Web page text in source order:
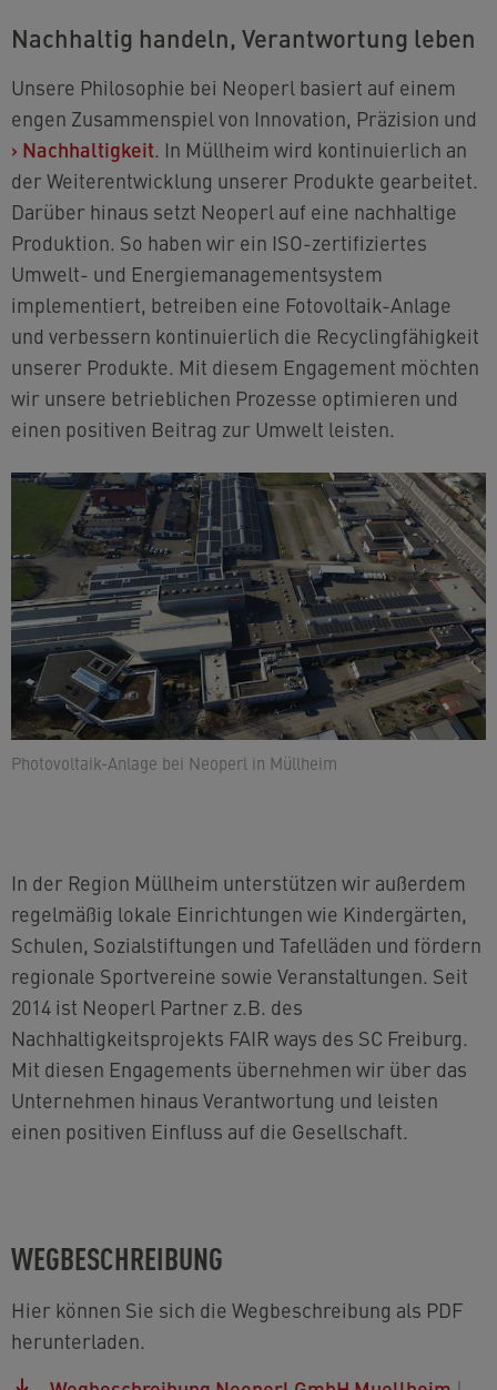
Photovoltaik-Anlage bei Neoperl in Müllheim
Nachhaltig handeln, Verantwortung leben
Unsere Philosophie bei Neoperl basiert auf einem
engen Zusammenspiel von Innovation, Präzision und
› Nachhaltigkeit. In Müllheim wird kontinuierlich an
der Weiterentwicklung unserer Produkte gearbeitet.
Darüber hinaus setzt Neoperl auf eine nachhaltige
Produktion. So haben wir ein ISO-zertifiziertes
Umwelt- und Energiemanagementsystem
implementiert, betreiben eine Fotovoltaik-Anlage
und verbessern kontinuierlich die Recyclingfähigkeit
unserer Produkte. Mit diesem Engagement möchten
wir unsere betrieblichen Prozesse optimieren und
einen positiven Beitrag zur Umwelt leisten.
In der Region Müllheim unterstützen wir außerdem
regelmäßig lokale Einrichtungen wie Kindergärten,
Schulen, Sozialstiftungen und Tafelläden und fördern
regionale Sportvereine sowie Veranstaltungen. Seit
2014 ist Neoperl Partner z.B. des
Nachhaltigkeitsprojekts FAIR ways des SC Freiburg.
Mit diesen Engagements übernehmen wir über das
Unternehmen hinaus Verantwortung und leisten
einen positiven Einfluss auf die Gesellschaft.
WEGBESCHREIBUNG
Hier können Sie sich die Wegbeschreibung als PDF
herunterladen.